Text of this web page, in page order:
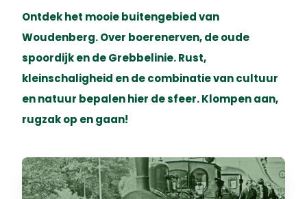
Ontdek het mooie buitengebied van
Woudenberg. Over boerenerven, de oude
spoordijk en de Grebbelinie. Rust,
kleinschaligheid en de combinatie van cultuur
en natuur bepalen hier de sfeer. Klompen aan,
rugzak op en gaan!